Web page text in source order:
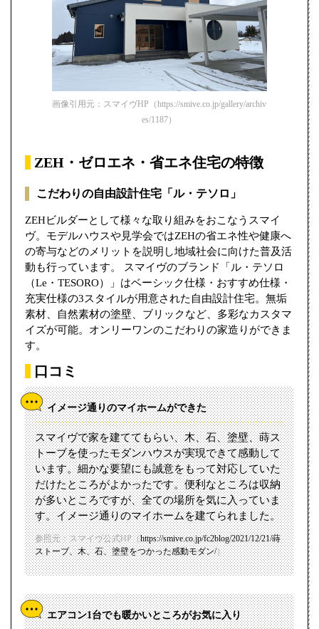
画像引用元：スマイヴHP（https://smive.co.jp/gallery/archiv
es/1187）
ZEH・ゼロエネ・省エネ住宅の特徴
こだわりの自由設計住宅「ル・テソロ」
ZEHビルダーとして様々な取り組みをおこなうスマイ
ヴ。モデルハウスや見学会ではZEHの省エネ性や健康へ
の寄与などのメリットを説明し地域社会に向けた普及活
動も行っています。 スマイヴのブランド「ル・テソロ
（Le・TESORO）」はベーシック仕様・おすすめ仕様・
充実仕様の3スタイルが用意された自由設計住宅。無垢
素材、自然素材の塗壁、ブリックなど、多彩なカスタマ
イズが可能。オンリーワンのこだわりの家造りができま
す。
口コミ
イメージ通りのマイホームができた
スマイヴで家を建ててもらい、木、石、塗壁、蒔ス
トーブを使ったモダンハウスが実現できて感動して
います。細かな要望にも誠意をもって対応していた
だけたところがよかったです。便利なところは収納
が多いところですが、全ての場所を気に入っていま
す。イメージ通りのマイホームを建てられました。
参照元：スマイヴ公式HP（https://smive.co.jp/fc2blog/2021/12/21/蒔
ストーブ、木、石、塗壁をつかった感動モダン/）
エアコン1台でも暖かいところがお気に入り